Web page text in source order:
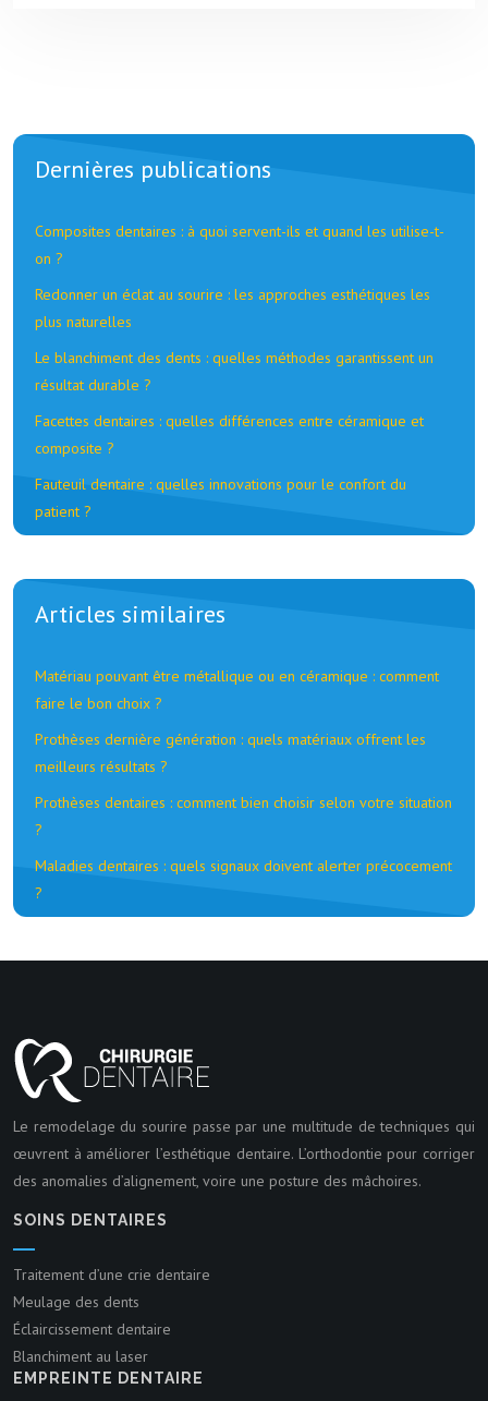
Dernières publications
Composites dentaires : à quoi servent-ils et quand les utilise-t-
on ?
Redonner un éclat au sourire : les approches esthétiques les
plus naturelles
Le blanchiment des dents : quelles méthodes garantissent un
résultat durable ?
Facettes dentaires : quelles différences entre céramique et
composite ?
Fauteuil dentaire : quelles innovations pour le confort du
patient ?
Articles similaires
Matériau pouvant être métallique ou en céramique : comment
faire le bon choix ?
Prothèses dernière génération : quels matériaux offrent les
meilleurs résultats ?
Prothèses dentaires : comment bien choisir selon votre situation
?
Maladies dentaires : quels signaux doivent alerter précocement
?
Le remodelage du sourire passe par une multitude de techniques qui
œuvrent à améliorer l’esthétique dentaire. L’orthodontie pour corriger
des anomalies d’alignement, voire une posture des mâchoires.
SOINS DENTAIRES
Traitement d’une crie dentaire
Meulage des dents
Éclaircissement dentaire
Blanchiment au laser
EMPREINTE DENTAIRE